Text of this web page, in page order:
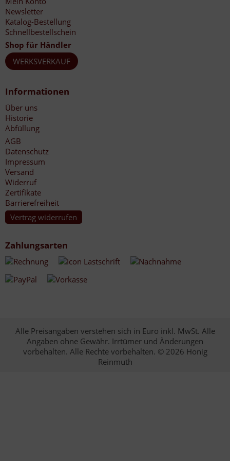
Newsletter
Katalog-Bestellung
Schnellbestellschein
Shop für Händler
WERKSVERKAUF
Informationen
Über uns
Historie
Abfüllung
AGB
Datenschutz
Impressum
Versand
Widerruf
Zertifikate
Barrierefreiheit
Vertrag widerrufen
Zahlungsarten
Alle Preisangaben verstehen sich in Euro inkl. MwSt. Alle
Angaben ohne Gewähr. Irrtümer und Änderungen
vorbehalten. Alle Rechte vorbehalten. © 2026 Honig
Reinmuth